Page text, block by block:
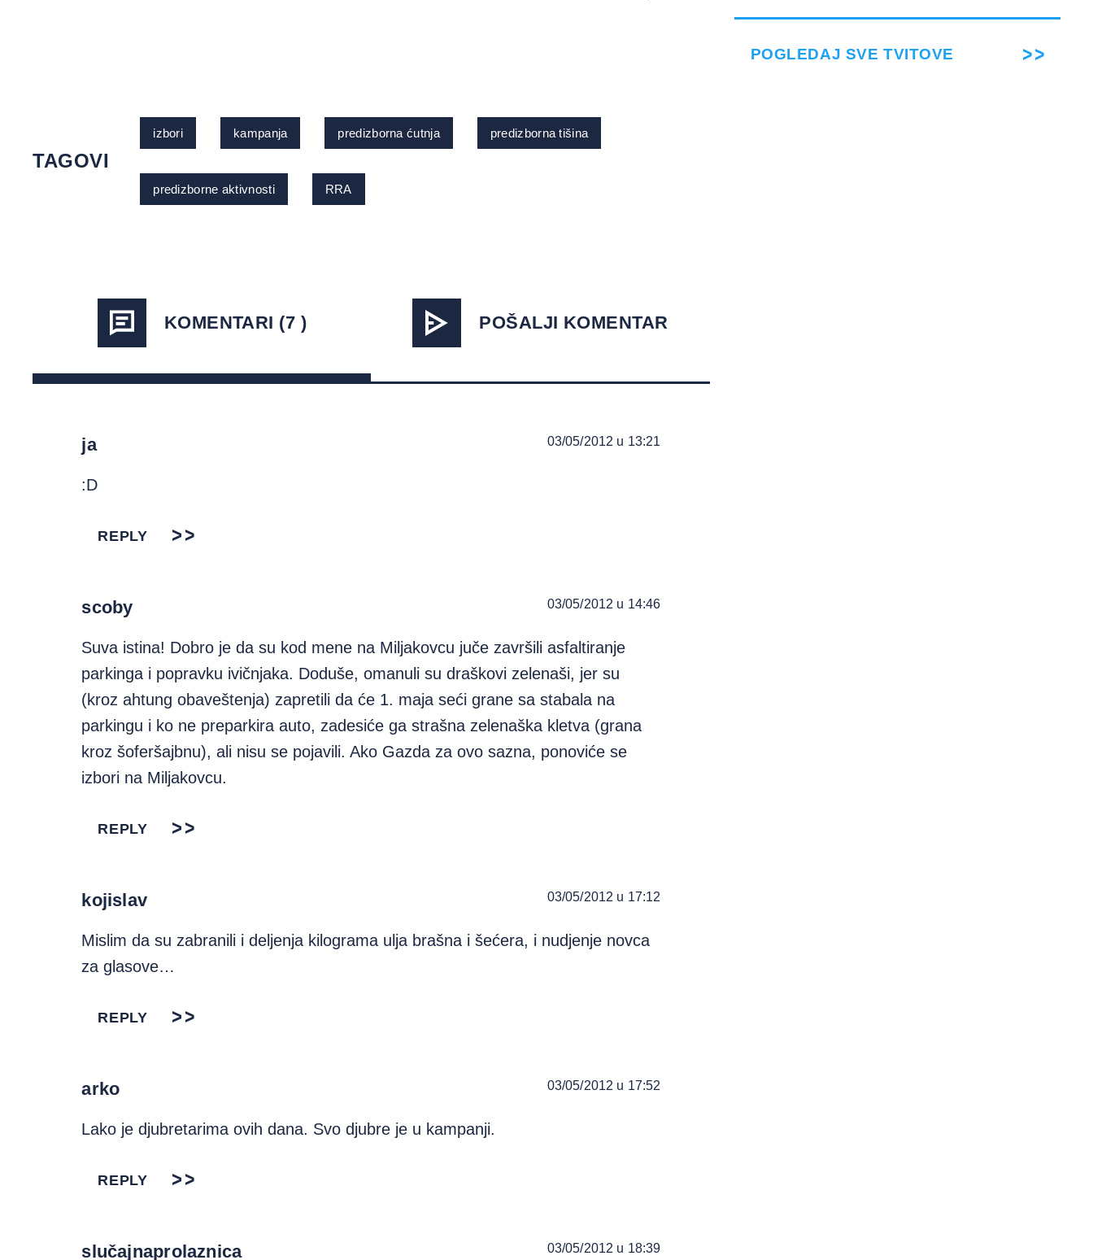
TAGOVI
izbori kampanja predizborna ćutnja predizborna tišina
predizborne aktivnosti RRA
KOMENTARI (7 ) POŠALJI KOMENTAR
ja 03/05/2012 u 13:21
:D
REPLY
scoby 03/05/2012 u 14:46
Suva istina! Dobro je da su kod mene na Miljakovcu juče završili asfaltiranje
parkinga i popravku ivičnjaka. Doduše, omanuli su draškovi zelenaši, jer su
(kroz ahtung obaveštenja) zapretili da će 1. maja seći grane sa stabala na
parkingu i ko ne preparkira auto, zadesiće ga strašna zelenaška kletva (grana
kroz šoferšajbnu), ali nisu se pojavili. Ako Gazda za ovo sazna, ponoviće se
izbori na Miljakovcu.
REPLY
kojislav 03/05/2012 u 17:12
Mislim da su zabranili i deljenja kilograma ulja brašna i šećera, i nudjenje novca
za glasove…
REPLY
arko 03/05/2012 u 17:52
Lako je djubretarima ovih dana. Svo djubre je u kampanji.
REPLY
slučajnaprolaznica 03/05/2012 u 18:39
POGLEDAJ SVE TVITOVE